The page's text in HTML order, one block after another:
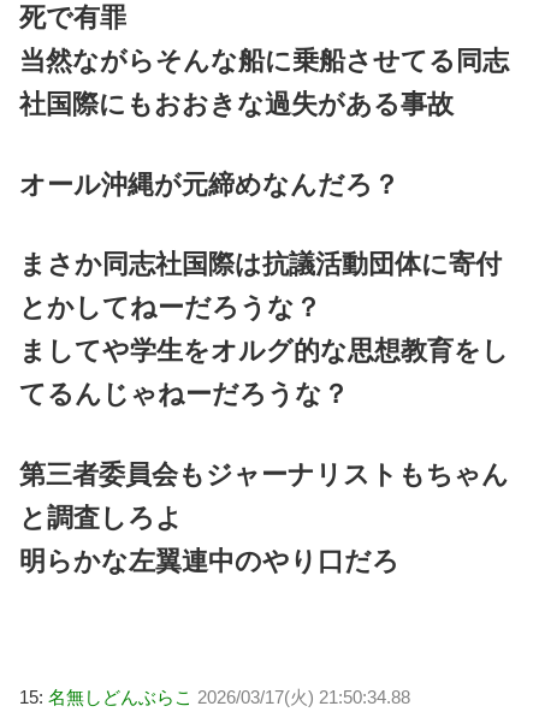
死で有罪
当然ながらそんな船に乗船させてる同志
社国際にもおおきな過失がある事故
オール沖縄が元締めなんだろ？
まさか同志社国際は抗議活動団体に寄付
とかしてねーだろうな？
ましてや学生をオルグ的な思想教育をし
てるんじゃねーだろうな？
第三者委員会もジャーナリストもちゃん
と調査しろよ
明らかな左翼連中のやり口だろ
15: 名無しどんぶらこ 2026/03/17(火) 21:50:34.88